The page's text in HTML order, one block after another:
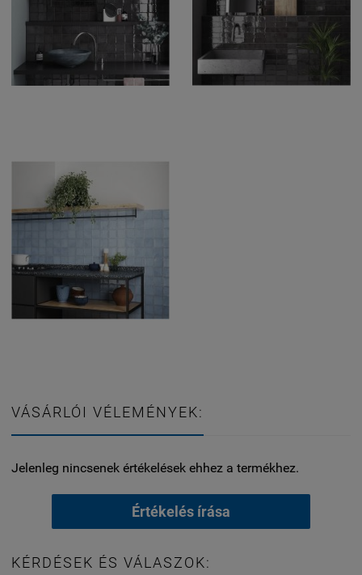
VÁSÁRLÓI VÉLEMÉNYEK:
Jelenleg nincsenek értékelések ehhez a termékhez.
Értékelés írása
KÉRDÉSEK ÉS VÁLASZOK: